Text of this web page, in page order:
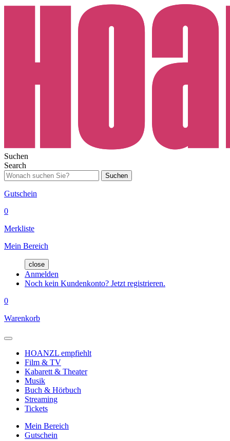
Suchen
Search
Suchen
Gutschein
0
Merkliste
Mein Bereich
close
Anmelden
Noch kein Kundenkonto? Jetzt registrieren.
0
Warenkorb
HOANZL empfiehlt
Film & TV
Kabarett & Theater
Musik
Buch & Hörbuch
Streaming
Tickets
Mein Bereich
Gutschein